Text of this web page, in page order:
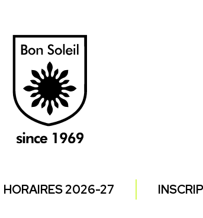
HORAIRES 2026-27